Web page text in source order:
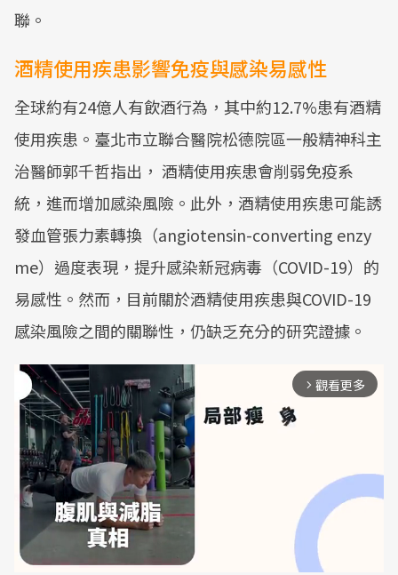
聯。
酒精使用疾患影響免疫與感染易感性
全球約有24億人有飲酒行為，其中約12.7%患有酒精
使用疾患。臺北市立聯合醫院松德院區一般精神科主
治醫師郭千哲指出， 酒精使用疾患會削弱免疫系
統，進而增加感染風險。此外，酒精使用疾患可能誘
發血管張力素轉換（angiotensin-converting enzy
me）過度表現，提升感染新冠病毒（COVID-19）的
易感性。然而，目前關於酒精使用疾患與COVID-19
感染風險之間的關聯性，仍缺乏充分的研究證據。
arrow_forward_ios 觀看更多